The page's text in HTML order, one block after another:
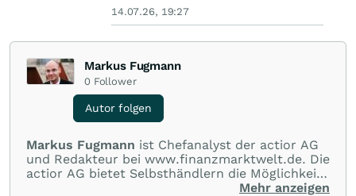
14.07.26, 19:27
Markus Fugmann
0 Follower
Autor folgen
Markus Fugmann ist Chefanalyst der actior AG
und Redakteur bei www.finanzmarktwelt.de. Die
actior AG bietet Selbsthändlern die Möglichkeit,
an allen gängigen Märkten der Welt im Bereich
Mehr anzeigen